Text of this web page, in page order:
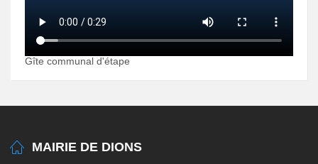
Gîte communal d'étape
MAIRIE DE DIONS